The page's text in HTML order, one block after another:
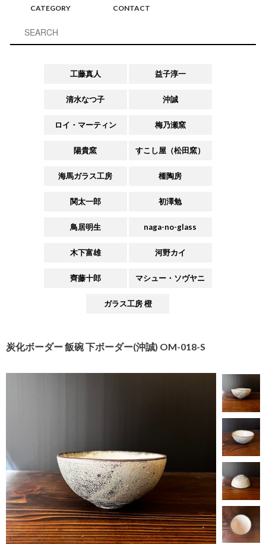
CATEGORY CONTACT
工藤真人 益子淳一
清水なつ子 沖誠
ロイ・マーティン 梅乃瀬窯
陽貴窯 すこし屋（松田窯）
海馬ガラス工房 榧陶房
関太一郎 初澤勉
鳥居明生 naga-no-glass
木下富雄 河野カイ
齊藤十郎 マシュー・ソヴヤニ
ガラス工房 橙
炭化ボーダー 飯碗 下ボーダー(沖誠) OM-018-S